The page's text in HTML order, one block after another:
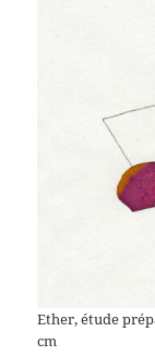
Ether, étude
cm